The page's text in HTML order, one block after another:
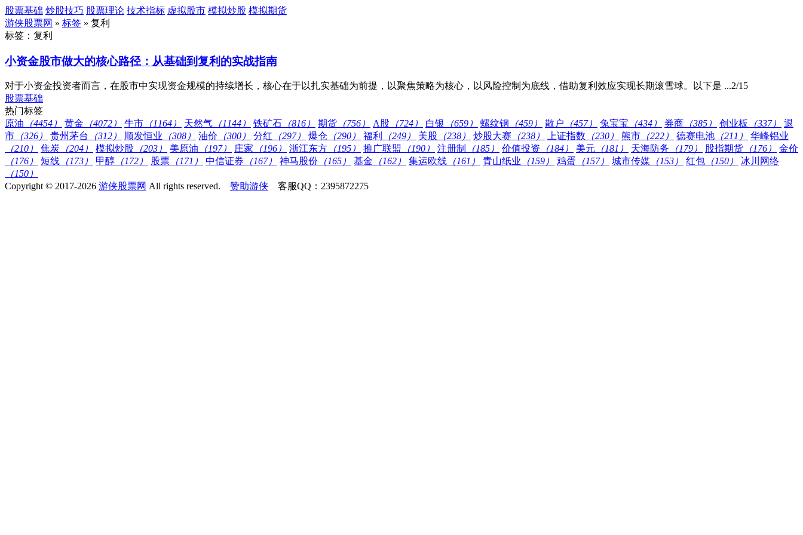
股票基础 炒股技巧 股票理论 技术指标 虚拟股市 模拟炒股 模拟期货
游侠股票网 » 标签 » 复利
标签：复利
小资金股市做大的核心路径：从基础到复利的实战指南
对于小资金投资者而言，在股市中实现资金规模的持续增长，核心在于以扎实基础为前提，以聚焦策略为核心，以风险控制为底线，借助复利效应实现长期滚雪球。以下是 ...2/15
股票基础
热门标签
原油 （4454） 黄金 （4072） 牛市 （1164） 天然气 （1144） 铁矿石 （816） 期货 （756） A股 （724） 白银 （659） 螺纹钢 （459） 散户 （457） 兔宝宝 （434） 券商 （385） 创业板 （337）
退
市 （326） 贵州茅台 （312） 顺发恒业 （308） 油价 （300） 分红 （297） 爆仓 （290） 福利 （249） 美股 （238） 炒股大赛 （238） 上证指数 （230） 熊市 （222） 德赛电池 （211）
华峰铝业
（210）
焦炭 （204） 模拟炒股 （203） 美原油 （197） 庄家 （196） 浙江东方 （195） 推广联盟 （190） 注册制 （185） 价值投资 （184） 美元 （181） 天海防务 （179） 股指期货 （176）
金价
（176）
短线 （173） 甲醇 （172） 股票 （171） 中信证券 （167） 神马股份 （165） 基金 （162） 集运欧线 （161） 青山纸业 （159） 鸡蛋 （157） 城市传媒 （153） 红包 （150）
冰川网络
（150）
Copyright © 2017-2026 游侠股票网 All rights reserved. 赞助游侠 客服QQ：2395872275